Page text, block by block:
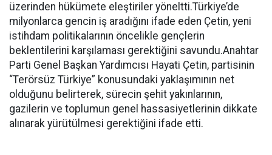
üzerinden hükümete eleştiriler yöneltti.Türkiye’de
milyonlarca gencin iş aradığını ifade eden Çetin, yeni
istihdam politikalarının öncelikle gençlerin
beklentilerini karşılaması gerektiğini savundu.Anahtar
Parti Genel Başkan Yardımcısı Hayati Çetin, partisinin
“Terörsüz Türkiye” konusundaki yaklaşımının net
olduğunu belirterek, sürecin şehit yakınlarının,
gazilerin ve toplumun genel hassasiyetlerinin dikkate
alınarak yürütülmesi gerektiğini ifade etti.